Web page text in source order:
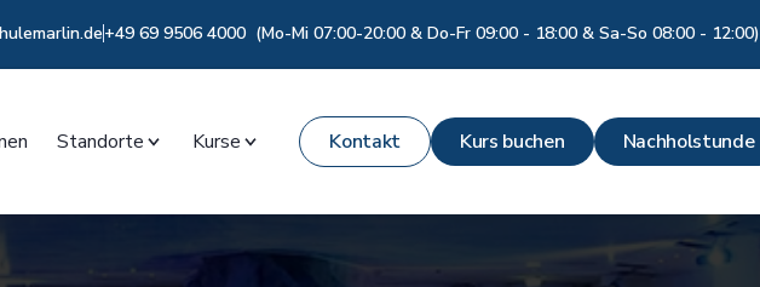
+49 69 9506 4000 (Mo-Mi 07:00-20:00 & Do-Fr 09:00 - 18:00 & Sa-So 08:00 - 12:00)
Standorte Kurse Kontakt Kurs buchen Nachholstunde